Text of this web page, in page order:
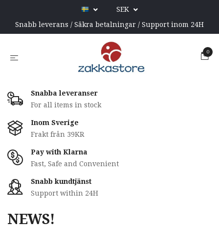
SEK
Snabb leverans / Säkra betalningar / Support inom 24H
0
Snabba leveranser
For all items in stock
Inom Sverige
Frakt från 39KR
Pay with Klarna
Fast, Safe and Convenient
Snabb kundtjänst
Support within 24H
NEWS!